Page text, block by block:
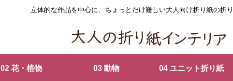
立体的な作品を中心に、ちょっとだけ難しい大人向け折り紙の折
02 花・植物 03 動物 04 ユニット折り紙